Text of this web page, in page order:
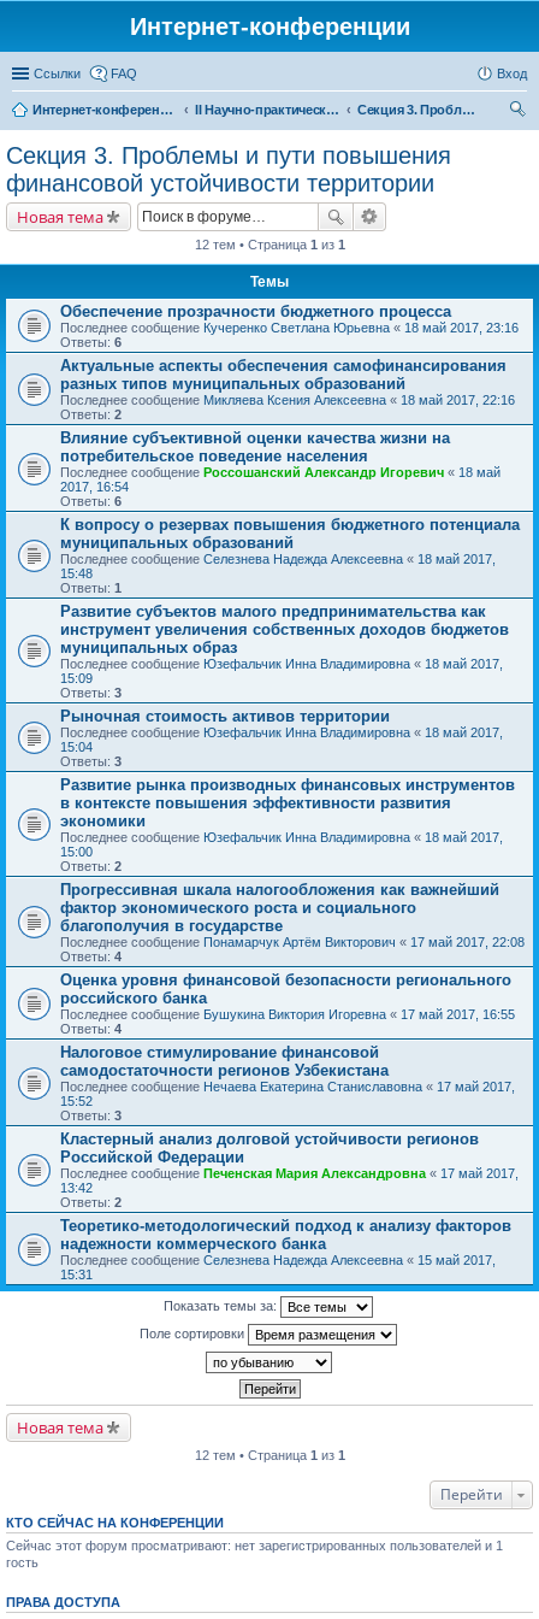
Интернет-конференции
Ссылки FAQ Вход
Интернет-конференции II Научно-практическая интернет-конференция «Проблемы экономического роста и устойчивого развития территорий»
Секция 3. Проблемы и пути повышения финансовой устойчивости территории
Секция 3. Проблемы и пути повышения
финансовой устойчивости территории
Новая тема
12 тем • Страница 1 из 1
Темы
Обеспечение прозрачности бюджетного процесса
Последнее сообщение Кучеренко Светлана Юрьевна « 18 май 2017, 23:16
Ответы: 6
Актуальные аспекты обеспечения самофинансирования
разных типов муниципальных образований
Последнее сообщение Микляева Ксения Алексеевна « 18 май 2017, 22:16
Ответы: 2
Влияние субъективной оценки качества жизни на
потребительское поведение населения
Последнее сообщение Россошанский Александр Игоревич « 18 май
2017, 16:54
Ответы: 6
К вопросу о резервах повышения бюджетного потенциала
муниципальных образований
Последнее сообщение Селезнева Надежда Алексеевна « 18 май 2017,
15:48
Ответы: 1
Развитие субъектов малого предпринимательства как
инструмент увеличения собственных доходов бюджетов
муниципальных образ
Последнее сообщение Юзефальчик Инна Владимировна « 18 май 2017,
15:09
Ответы: 3
Рыночная стоимость активов территории
Последнее сообщение Юзефальчик Инна Владимировна « 18 май 2017,
15:04
Ответы: 3
Развитие рынка производных финансовых инструментов
в контексте повышения эффективности развития
экономики
Последнее сообщение Юзефальчик Инна Владимировна « 18 май 2017,
15:00
Ответы: 2
Прогрессивная шкала налогообложения как важнейший
фактор экономического роста и социального
благополучия в государстве
Последнее сообщение Понамарчук Артём Викторович « 17 май 2017, 22:08
Ответы: 4
Оценка уровня финансовой безопасности регионального
российского банка
Последнее сообщение Бушукина Виктория Игоревна « 17 май 2017, 16:55
Ответы: 4
Налоговое стимулирование финансовой
самодостаточности регионов Узбекистана
Последнее сообщение Нечаева Екатерина Станиславовна « 17 май 2017,
15:52
Ответы: 3
Кластерный анализ долговой устойчивости регионов
Российской Федерации
Последнее сообщение Печенская Мария Александровна « 17 май 2017,
13:42
Ответы: 2
Теоретико-методологический подход к анализу факторов
надежности коммерческого банка
Последнее сообщение Селезнева Надежда Алексеевна « 15 май 2017,
15:31
Показать темы за:
Поле сортировки
Новая тема
12 тем • Страница 1 из 1
Перейти
КТО СЕЙЧАС НА КОНФЕРЕНЦИИ
Сейчас этот форум просматривают: нет зарегистрированных пользователей и 1
гость
ПРАВА ДОСТУПА